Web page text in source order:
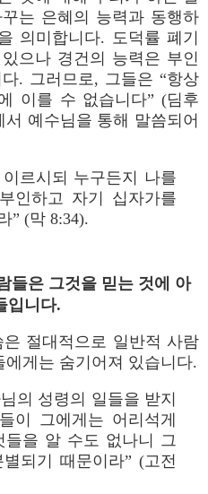
는 은혜의 능력과 동행하
의미합니다. 도덕률 폐기
으나 경건의 능력은 부인
. 그러므로, 그들은 “항상
이를 수 없습니다” (딤후
예수님을 통해 말씀되어
르시되 누구든지 나를
인하고 자기 십자가를
” (막 8:34).
들은 그것을 믿는 것에 아
입니다.
절대적으로 일반적 사람
게는 숨기어져 있습니다.
의 성령의 일들을 받지
이 그에게는 어리석게
들을 알 수도 없나니 그
되기 때문이라” (고전